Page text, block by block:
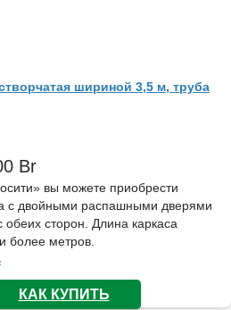
шириной 3,5 м, труба
Br
вы можете приобрести
с двойными распашными дверями
сторон. Длина каркаса
более метров.
КАК КУПИТЬ